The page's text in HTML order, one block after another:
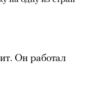
Он работал